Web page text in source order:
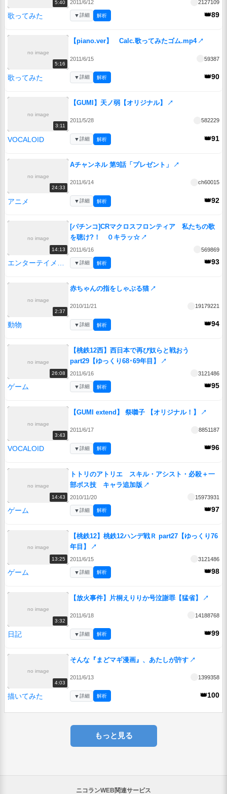
5:40 2011/6/12 2127109
歌ってみた 👑89
▼詳細 解析
no image
5:16
【piano.ver】 Calc.歌ってみたゴム.mp4 ↗
2011/6/15 59387
歌ってみた 👑90
▼詳細 解析
no image
3:11
【GUMI】天ノ弱【オリジナル】 ↗
2011/5/28 582229
VOCALOID 👑91
▼詳細 解析
no image
24:33
Aチャンネル 第9話「プレゼント」 ↗
2011/6/14 ch60015
アニメ 👑92
▼詳細 解析
no image
14:13
[パチンコ]CRマクロスフロンティア 私たちの歌
を聴け?！ ０キラッ☆ ↗
2011/6/16 569869
エンターテイメント 👑93
▼詳細 解析
no image
2:37
赤ちゃんの指をしゃぶる猫 ↗
2010/11/21 19179221
動物 👑94
▼詳細 解析
no image
26:08
【桃鉄12西】西日本で再び奴らと戦おう
part29【ゆっくり68･69年目】
↗
2011/6/16 3121486
ゲーム 👑95
▼詳細 解析
no image
3:43
【GUMI extend】 祭囃子 【オリジナル！】 ↗
2011/6/17 8851187
VOCALOID 👑96
▼詳細 解析
no image
14:43
トトリのアトリエ スキル・アシスト・必殺＋一
部ボス技 キャラ追加版 ↗
2010/11/20 15973931
ゲーム 👑97
▼詳細 解析
no image
13:25
【桃鉄12】桃鉄12ハンデ戦Ｒ part27【ゆっくり76
年目】
↗
2011/6/15 3121486
ゲーム 👑98
▼詳細 解析
no image
3:32
【放火事件】片桐えりりか号泣謝罪【猛省】 ↗
2011/6/18 14188768
日記 👑99
▼詳細 解析
no image
4:03
そんな『まどマギ漫画』、あたしが許す ↗
2011/6/13 1399358
描いてみた 👑100
▼詳細 解析
もっと見る
ニコランWEB関連サービス